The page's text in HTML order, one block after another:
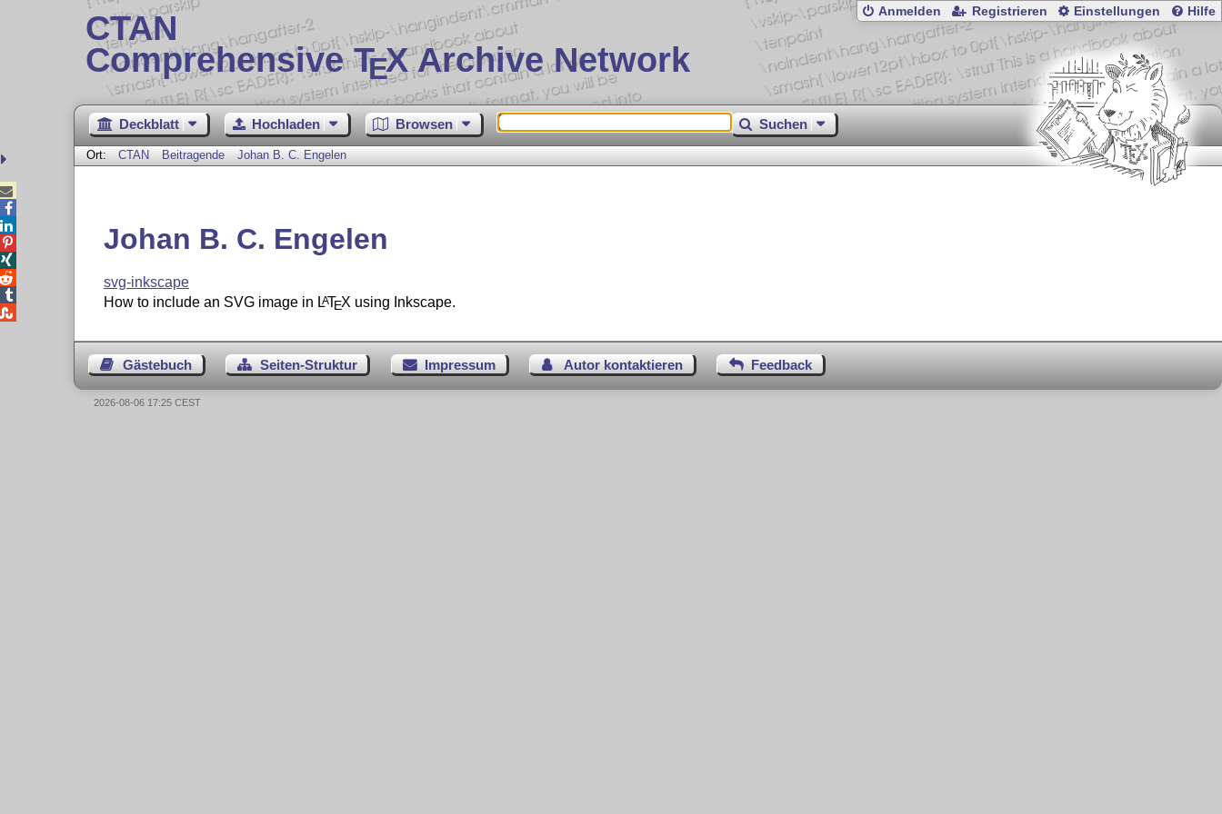
CTAN
Comprehensive TEX Archive Network
Anmelden Registrieren Einstellungen Hilfe
Deckblatt Hochladen Browsen Suchen
Ort: CTAN Beitragende Johan B. C. Engelen
Johan B. C. Engelen
svg-inkscape
How to include an SVG image in LATEX using Inkscape.
Gästebuch Seiten-Struktur Impressum Autor kontaktieren Feedback





2026-08-06 17:25 CEST